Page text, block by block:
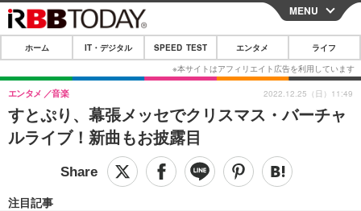
CLOSE
ホーム
IT・デジタル
IT・デジタルTOP スマートフォン
ショッピング その他
SPEED TEST
エンタメTOP 映画・ドラマ
MENU
ホーム IT・デジタル SPEED TEST エンタメ ライフ
すとぷり、幕張メッセでクリスマス・バーチャ
ルライブ！新曲もお披露目
エンタメ 音楽
注目記事
2022.12.25（日）11:49